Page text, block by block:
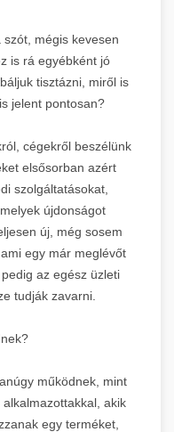
mégis kevesen
is rá egyébként jó
tisztázni, miről is
jelent pontosan?
cégekről beszélünk
elsősorban azért
szolgáltatásokat,
újdonságot
új, még sosem
egy már meglévőt
az egész üzleti
tudják zavarni.
működnek, mint
akik
egy terméket,